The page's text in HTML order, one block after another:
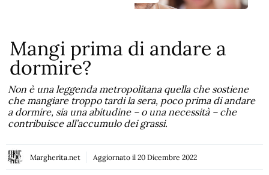
Mangi prima di andare a
dormire?
Non è una leggenda metropolitana quella che sostiene
che mangiare troppo tardi la sera, poco prima di andare
a dormire, sia una abitudine – o una necessità – che
contribuisce all’accumulo dei grassi.
Margherita.net Aggiornato il 20 Dicembre 2022